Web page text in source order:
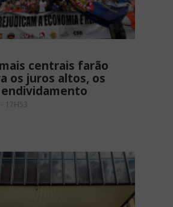
centrais farão
os juros altos, os
17H53